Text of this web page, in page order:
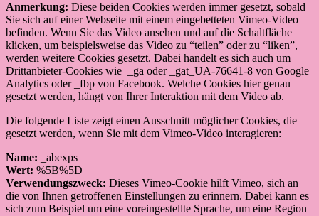
Anmerkung: Diese beiden Cookies werden immer gesetzt, sobald
Sie sich auf einer Webseite mit einem eingebetteten Vimeo-Video
befinden. Wenn Sie das Video ansehen und auf die Schaltfläche
klicken, um beispielsweise das Video zu “teilen” oder zu “liken”,
werden weitere Cookies gesetzt. Dabei handelt es sich auch um
Drittanbieter-Cookies wie _ga oder _gat_UA-76641-8 von Google
Analytics oder _fbp von Facebook. Welche Cookies hier genau
gesetzt werden, hängt von Ihrer Interaktion mit dem Video ab.
Die folgende Liste zeigt einen Ausschnitt möglicher Cookies, die
gesetzt werden, wenn Sie mit dem Vimeo-Video interagieren:
Name: _abexps
Wert: %5B%5D
Verwendungszweck: Dieses Vimeo-Cookie hilft Vimeo, sich an
die von Ihnen getroffenen Einstellungen zu erinnern. Dabei kann es
sich zum Beispiel um eine voreingestellte Sprache, um eine Region